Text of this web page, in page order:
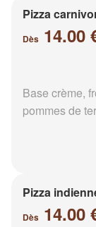
Pizza
Dès 14.00
Base crème,
pommes de
Pizza
Dès 14.00